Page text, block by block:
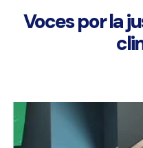
Voces por la